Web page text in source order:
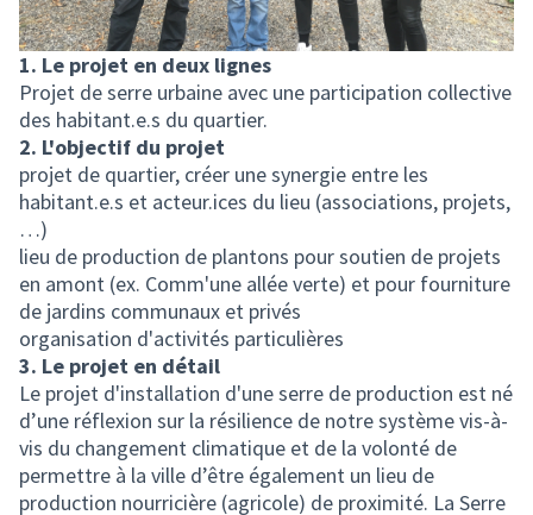
1. Le projet en deux lignes
Projet de serre urbaine avec une participation collective
des habitant.e.s du quartier.
2. L'objectif du projet
projet de quartier, créer une synergie entre les
habitant.e.s et acteur.ices du lieu (associations, projets,
…)
lieu de production de plantons pour soutien de projets
en amont (ex. Comm'une allée verte) et pour fourniture
de jardins communaux et privés
organisation d'activités particulières
3. Le projet en détail
Le projet d'installation d'une serre de production est né
d’une réflexion sur la résilience de notre système vis-à-
vis du changement climatique et de la volonté de
permettre à la ville d’être également un lieu de
production nourricière (agricole) de proximité. La Serre